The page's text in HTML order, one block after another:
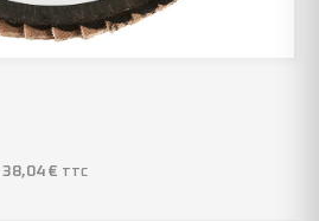
38,04 € TTC